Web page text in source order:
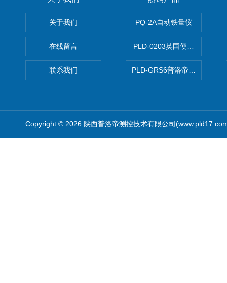
关于我们
在线留言
联系我们
PQ-2A自动铁量仪
PLD-0203英国便携式油品颗
PLD-GRS6普洛帝全自动微量
Copyright © 2026 陕西普洛帝测控技术有限公司